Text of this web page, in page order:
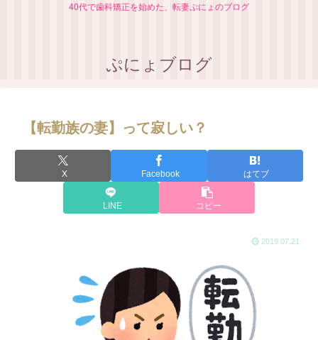
40代で歯科矯正を始めた、転妻ぷにょのブログ
ぷにょブログ
【転勤族の妻】って寂しい？
X Facebook はてブ
LINE コピー
2019.07.21